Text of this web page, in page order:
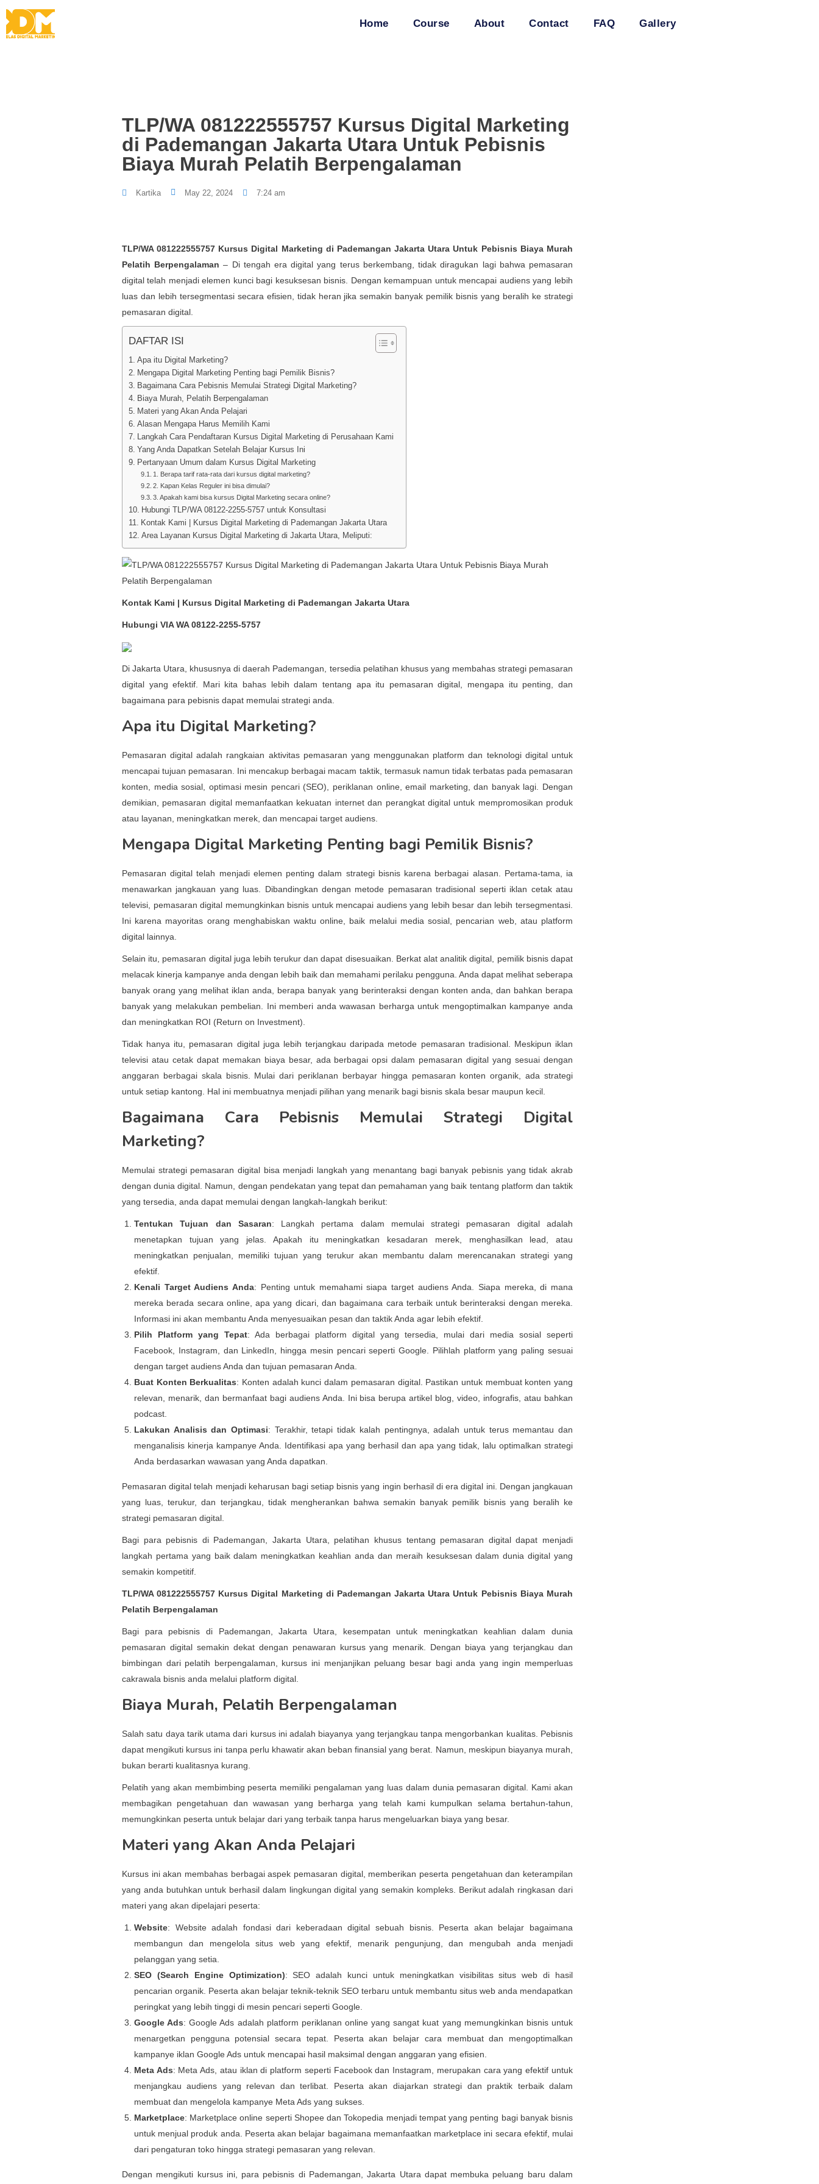
Home Course About Contact FAQ Gallery
TLP/WA 081222555757 Kursus Digital Marketing
di Pademangan Jakarta Utara Untuk Pebisnis
Biaya Murah Pelatih Berpengalaman
Kartika May 22, 2024 7:24 am
TLP/WA 081222555757 Kursus Digital Marketing di Pademangan Jakarta Utara Untuk Pebisnis Biaya Murah
Pelatih Berpengalaman – Di tengah era digital yang terus berkembang, tidak diragukan lagi bahwa pemasaran
digital telah menjadi elemen kunci bagi kesuksesan bisnis. Dengan kemampuan untuk mencapai audiens yang lebih
luas dan lebih tersegmentasi secara efisien, tidak heran jika semakin banyak pemilik bisnis yang beralih ke strategi
pemasaran digital.
DAFTAR ISI
Apa itu Digital Marketing?
Mengapa Digital Marketing Penting bagi Pemilik Bisnis?
Bagaimana Cara Pebisnis Memulai Strategi Digital Marketing?
Biaya Murah, Pelatih Berpengalaman
Materi yang Akan Anda Pelajari
Alasan Mengapa Harus Memilih Kami
Langkah Cara Pendaftaran Kursus Digital Marketing di Perusahaan Kami
Yang Anda Dapatkan Setelah Belajar Kursus Ini
Pertanyaan Umum dalam Kursus Digital Marketing
1. Berapa tarif rata-rata dari kursus digital marketing?
2. Kapan Kelas Reguler ini bisa dimulai?
3. Apakah kami bisa kursus Digital Marketing secara online?
Hubungi TLP/WA 08122-2255-5757 untuk Konsultasi
Kontak Kami | Kursus Digital Marketing di Pademangan Jakarta Utara
Area Layanan Kursus Digital Marketing di Jakarta Utara, Meliputi:
Kontak Kami | Kursus Digital Marketing di Pademangan Jakarta Utara
Hubungi VIA WA 08122-2255-5757
Di Jakarta Utara, khususnya di daerah Pademangan, tersedia pelatihan khusus yang membahas strategi pemasaran
digital yang efektif. Mari kita bahas lebih dalam tentang apa itu pemasaran digital, mengapa itu penting, dan
bagaimana para pebisnis dapat memulai strategi anda.
Apa itu Digital Marketing?
Pemasaran digital adalah rangkaian aktivitas pemasaran yang menggunakan platform dan teknologi digital untuk
mencapai tujuan pemasaran. Ini mencakup berbagai macam taktik, termasuk namun tidak terbatas pada pemasaran
konten, media sosial, optimasi mesin pencari (SEO), periklanan online, email marketing, dan banyak lagi. Dengan
demikian, pemasaran digital memanfaatkan kekuatan internet dan perangkat digital untuk mempromosikan produk
atau layanan, meningkatkan merek, dan mencapai target audiens.
Mengapa Digital Marketing Penting bagi Pemilik Bisnis?
Pemasaran digital telah menjadi elemen penting dalam strategi bisnis karena berbagai alasan. Pertama-tama, ia
menawarkan jangkauan yang luas. Dibandingkan dengan metode pemasaran tradisional seperti iklan cetak atau
televisi, pemasaran digital memungkinkan bisnis untuk mencapai audiens yang lebih besar dan lebih tersegmentasi.
Ini karena mayoritas orang menghabiskan waktu online, baik melalui media sosial, pencarian web, atau platform
digital lainnya.
Selain itu, pemasaran digital juga lebih terukur dan dapat disesuaikan. Berkat alat analitik digital, pemilik bisnis dapat
melacak kinerja kampanye anda dengan lebih baik dan memahami perilaku pengguna. Anda dapat melihat seberapa
banyak orang yang melihat iklan anda, berapa banyak yang berinteraksi dengan konten anda, dan bahkan berapa
banyak yang melakukan pembelian. Ini memberi anda wawasan berharga untuk mengoptimalkan kampanye anda
dan meningkatkan ROI (Return on Investment).
Tidak hanya itu, pemasaran digital juga lebih terjangkau daripada metode pemasaran tradisional. Meskipun iklan
televisi atau cetak dapat memakan biaya besar, ada berbagai opsi dalam pemasaran digital yang sesuai dengan
anggaran berbagai skala bisnis. Mulai dari periklanan berbayar hingga pemasaran konten organik, ada strategi
untuk setiap kantong. Hal ini membuatnya menjadi pilihan yang menarik bagi bisnis skala besar maupun kecil.
Bagaimana Cara Pebisnis Memulai Strategi Digital
Marketing?
Memulai strategi pemasaran digital bisa menjadi langkah yang menantang bagi banyak pebisnis yang tidak akrab
dengan dunia digital. Namun, dengan pendekatan yang tepat dan pemahaman yang baik tentang platform dan taktik
yang tersedia, anda dapat memulai dengan langkah-langkah berikut:
Tentukan Tujuan dan Sasaran: Langkah pertama dalam memulai strategi pemasaran digital adalah
menetapkan tujuan yang jelas. Apakah itu meningkatkan kesadaran merek, menghasilkan lead, atau
meningkatkan penjualan, memiliki tujuan yang terukur akan membantu dalam merencanakan strategi yang
efektif.
Kenali Target Audiens Anda: Penting untuk memahami siapa target audiens Anda. Siapa mereka, di mana
mereka berada secara online, apa yang dicari, dan bagaimana cara terbaik untuk berinteraksi dengan mereka.
Informasi ini akan membantu Anda menyesuaikan pesan dan taktik Anda agar lebih efektif.
Pilih Platform yang Tepat: Ada berbagai platform digital yang tersedia, mulai dari media sosial seperti
Facebook, Instagram, dan LinkedIn, hingga mesin pencari seperti Google. Pilihlah platform yang paling sesuai
dengan target audiens Anda dan tujuan pemasaran Anda.
Buat Konten Berkualitas: Konten adalah kunci dalam pemasaran digital. Pastikan untuk membuat konten yang
relevan, menarik, dan bermanfaat bagi audiens Anda. Ini bisa berupa artikel blog, video, infografis, atau bahkan
podcast.
Lakukan Analisis dan Optimasi: Terakhir, tetapi tidak kalah pentingnya, adalah untuk terus memantau dan
menganalisis kinerja kampanye Anda. Identifikasi apa yang berhasil dan apa yang tidak, lalu optimalkan strategi
Anda berdasarkan wawasan yang Anda dapatkan.
Pemasaran digital telah menjadi keharusan bagi setiap bisnis yang ingin berhasil di era digital ini. Dengan jangkauan
yang luas, terukur, dan terjangkau, tidak mengherankan bahwa semakin banyak pemilik bisnis yang beralih ke
strategi pemasaran digital.
Bagi para pebisnis di Pademangan, Jakarta Utara, pelatihan khusus tentang pemasaran digital dapat menjadi
langkah pertama yang baik dalam meningkatkan keahlian anda dan meraih kesuksesan dalam dunia digital yang
semakin kompetitif.
TLP/WA 081222555757 Kursus Digital Marketing di Pademangan Jakarta Utara Untuk Pebisnis Biaya Murah
Pelatih Berpengalaman
Bagi para pebisnis di Pademangan, Jakarta Utara, kesempatan untuk meningkatkan keahlian dalam dunia
pemasaran digital semakin dekat dengan penawaran kursus yang menarik. Dengan biaya yang terjangkau dan
bimbingan dari pelatih berpengalaman, kursus ini menjanjikan peluang besar bagi anda yang ingin memperluas
cakrawala bisnis anda melalui platform digital.
Biaya Murah, Pelatih Berpengalaman
Salah satu daya tarik utama dari kursus ini adalah biayanya yang terjangkau tanpa mengorbankan kualitas. Pebisnis
dapat mengikuti kursus ini tanpa perlu khawatir akan beban finansial yang berat. Namun, meskipun biayanya murah,
bukan berarti kualitasnya kurang.
Pelatih yang akan membimbing peserta memiliki pengalaman yang luas dalam dunia pemasaran digital. Kami akan
membagikan pengetahuan dan wawasan yang berharga yang telah kami kumpulkan selama bertahun-tahun,
memungkinkan peserta untuk belajar dari yang terbaik tanpa harus mengeluarkan biaya yang besar.
Materi yang Akan Anda Pelajari
Kursus ini akan membahas berbagai aspek pemasaran digital, memberikan peserta pengetahuan dan keterampilan
yang anda butuhkan untuk berhasil dalam lingkungan digital yang semakin kompleks. Berikut adalah ringkasan dari
materi yang akan dipelajari peserta:
Website: Website adalah fondasi dari keberadaan digital sebuah bisnis. Peserta akan belajar bagaimana
membangun dan mengelola situs web yang efektif, menarik pengunjung, dan mengubah anda menjadi
pelanggan yang setia.
SEO (Search Engine Optimization): SEO adalah kunci untuk meningkatkan visibilitas situs web di hasil
pencarian organik. Peserta akan belajar teknik-teknik SEO terbaru untuk membantu situs web anda mendapatkan
peringkat yang lebih tinggi di mesin pencari seperti Google.
Google Ads: Google Ads adalah platform periklanan online yang sangat kuat yang memungkinkan bisnis untuk
menargetkan pengguna potensial secara tepat. Peserta akan belajar cara membuat dan mengoptimalkan
kampanye iklan Google Ads untuk mencapai hasil maksimal dengan anggaran yang efisien.
Meta Ads: Meta Ads, atau iklan di platform seperti Facebook dan Instagram, merupakan cara yang efektif untuk
menjangkau audiens yang relevan dan terlibat. Peserta akan diajarkan strategi dan praktik terbaik dalam
membuat dan mengelola kampanye Meta Ads yang sukses.
Marketplace: Marketplace online seperti Shopee dan Tokopedia menjadi tempat yang penting bagi banyak bisnis
untuk menjual produk anda. Peserta akan belajar bagaimana memanfaatkan marketplace ini secara efektif, mulai
dari pengaturan toko hingga strategi pemasaran yang relevan.
Dengan mengikuti kursus ini, para pebisnis di Pademangan, Jakarta Utara dapat membuka peluang baru dalam